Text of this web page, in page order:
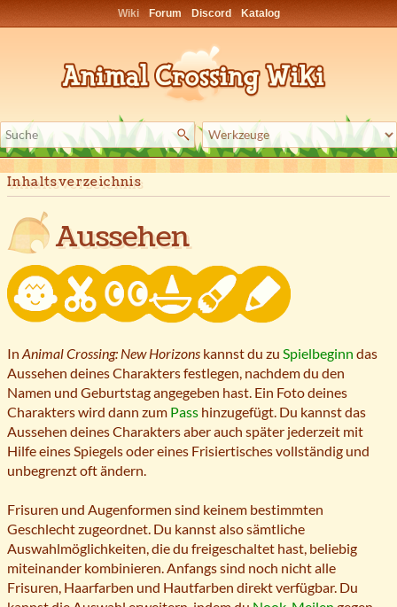
Wiki Forum Discord Katalog
Inhaltsverzeichnis
Aussehen
In Animal Crossing: New Horizons kannst du zu Spielbeginn das
Aussehen deines Charakters festlegen, nachdem du den
Namen und Geburtstag angegeben hast. Ein Foto deines
Charakters wird dann zum Pass hinzugefügt. Du kannst das
Aussehen deines Charakters aber auch später jederzeit mit
Hilfe eines Spiegels oder eines Frisiertisches vollständig und
unbegrenzt oft ändern.
Frisuren und Augenformen sind keinem bestimmten
Geschlecht zugeordnet. Du kannst also sämtliche
Auswahlmöglichkeiten, die du freigeschaltet hast, beliebig
miteinander kombinieren. Anfangs sind noch nicht alle
Frisuren, Haarfarben und Hautfarben direkt verfügbar. Du